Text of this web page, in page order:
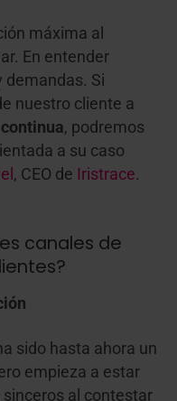
máxima al
En entender
demandas. Si
nuestro cliente a
, podremos
a su caso
, CEO de Iristrace.
canales de
sido hasta ahora un
empieza a estar
al contestar